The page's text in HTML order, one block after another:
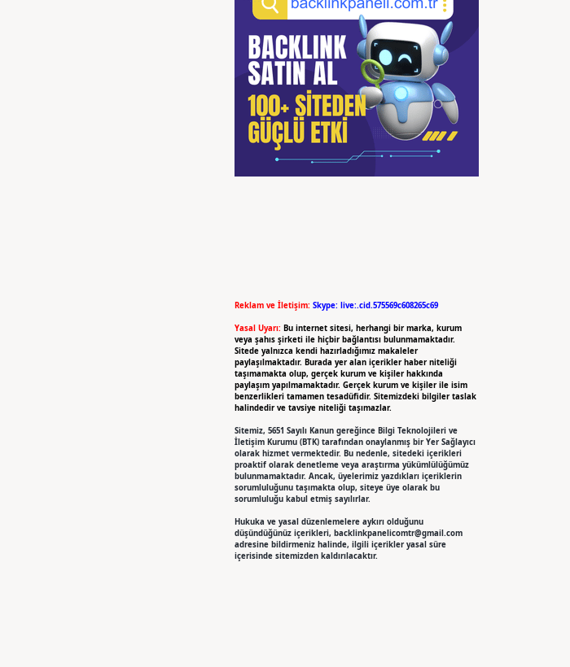
Reklam ve İletişim: Skype: live:.cid.575569c608265c69
Yasal Uyarı: Bu internet sitesi, herhangi bir marka, kurum
veya şahıs şirketi ile hiçbir bağlantısı bulunmamaktadır.
Sitede yalnızca kendi hazırladığımız makaleler
paylaşılmaktadır. Burada yer alan içerikler haber niteliği
taşımamakta olup, gerçek kurum ve kişiler hakkında
paylaşım yapılmamaktadır. Gerçek kurum ve kişiler ile isim
benzerlikleri tamamen tesadüfidir. Sitemizdeki bilgiler taslak
halindedir ve tavsiye niteliği taşımazlar.
Sitemiz, 5651 Sayılı Kanun gereğince Bilgi Teknolojileri ve
İletişim Kurumu (BTK) tarafından onaylanmış bir Yer Sağlayıcı
olarak hizmet vermektedir. Bu nedenle, sitedeki içerikleri
proaktif olarak denetleme veya araştırma yükümlülüğümüz
bulunmamaktadır. Ancak, üyelerimiz yazdıkları içeriklerin
sorumluluğunu taşımakta olup, siteye üye olarak bu
sorumluluğu kabul etmiş sayılırlar.
Hukuka ve yasal düzenlemelere aykırı olduğunu
düşündüğünüz içerikleri, backlinkpanelicomtr@gmail.com
adresine bildirmeniz halinde, ilgili içerikler yasal süre
içerisinde sitemizden kaldırılacaktır.